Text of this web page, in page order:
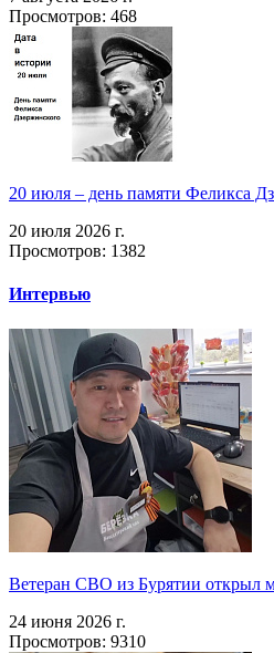
Просмотров: 468
20 июля – день памяти Феликса
20 июля 2026 г.
Просмотров: 1382
Интервью
Ветеран СВО из Бурятии открыл
24 июня 2026 г.
Просмотров: 9310